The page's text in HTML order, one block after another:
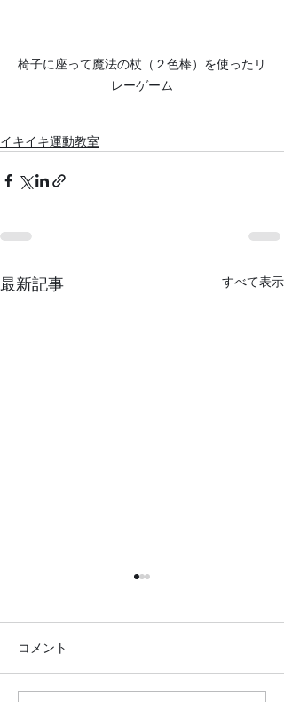
椅子に座って魔法の杖（２色棒）を使ったリ
レーゲーム
イキイキ運動教室
最新記事 すべて表示
コメント